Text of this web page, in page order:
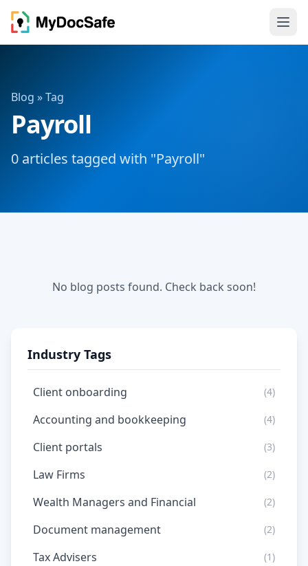
Blog » Tag
Payroll
0 articles tagged with "Payroll"
No blog posts found. Check back soon!
Industry Tags
Client onboarding (4)
Accounting and bookkeeping (4)
Client portals (3)
Law Firms (2)
Wealth Managers and Financial (2)
Document management (2)
Tax Advisers (1)